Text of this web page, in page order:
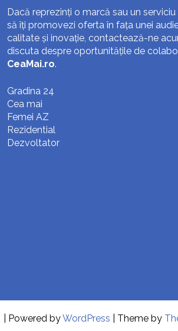
Dacă reprezinți o marcă sau un
să îți promovezi oferta în fața unei
calitate și inovație, contactează-ne
discuta despre oportunitățile de
CeaMai.ro.
Gradina 24
Cea mai
Femei AZ
Rezidential
Dezvoltator
| Powered byWordPress | Theme by